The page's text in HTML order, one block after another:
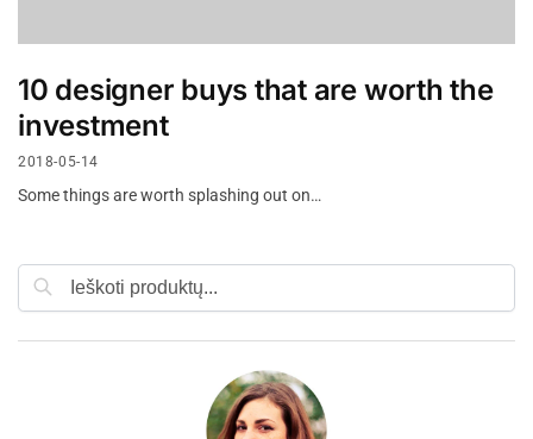
10 designer buys that are worth the
investment
2018-05-14
Some things are worth splashing out on…